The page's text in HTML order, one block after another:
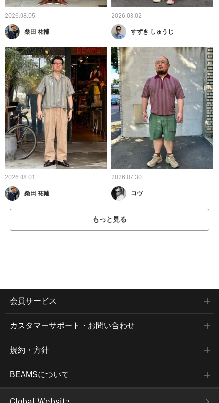
2026.08.05
桑田 祐輔
2026.08.02
すずき しゅうじ
2026.08.01
桑田 祐輔
2026.07.30
コヴ
もっと見る
会員サービス
カスタマーサポート・お問い合わせ
規約・方針
BEAMSについて